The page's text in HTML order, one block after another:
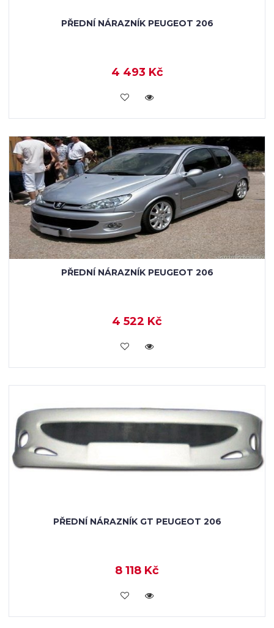
PŘEDNÍ NÁRAZNÍK PEUGEOT 206
4 493 Kč
KOUPIT
PŘEDNÍ NÁRAZNÍK PEUGEOT 206
4 522 Kč
KOUPIT
PŘEDNÍ NÁRAZNÍK GT PEUGEOT 206
8 118 Kč
KOUPIT